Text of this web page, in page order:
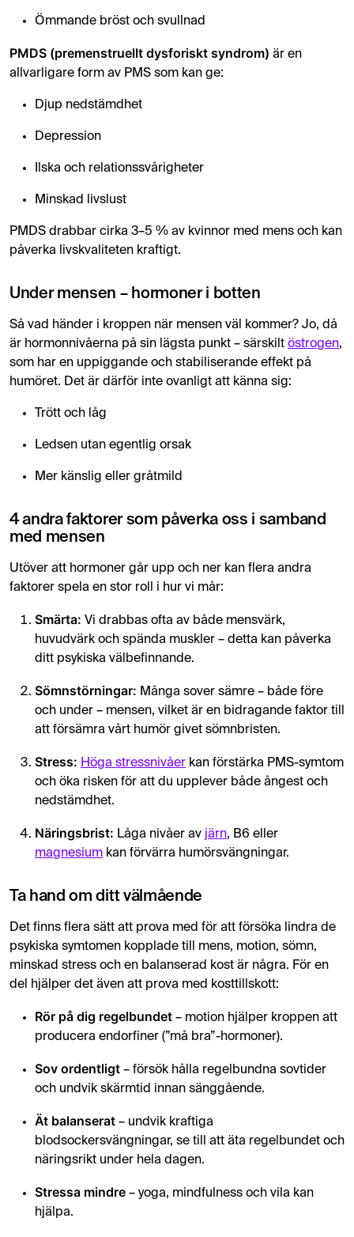
Ömmande bröst och svullnad
PMDS (premenstruellt dysforiskt syndrom) är en
allvarligare form av PMS som kan ge:
Djup nedstämdhet
Depression
Ilska och relationssvårigheter
Minskad livslust
PMDS drabbar cirka 3–5 % av kvinnor med mens och kan
påverka livskvaliteten kraftigt.
Under mensen – hormoner i botten
Så vad händer i kroppen när mensen väl kommer? Jo, då
är hormonnivåerna på sin lägsta punkt – särskilt östrogen,
som har en uppiggande och stabiliserande effekt på
humöret. Det är därför inte ovanligt att känna sig:
Trött och låg
Ledsen utan egentlig orsak
Mer känslig eller gråtmild
4 andra faktorer som påverka oss i samband
med mensen
Utöver att hormoner går upp och ner kan flera andra
faktorer spela en stor roll i hur vi mår:
Smärta: Vi drabbas ofta av både mensvärk,
huvudvärk och spända muskler – detta kan påverka
ditt psykiska välbefinnande.
Sömnstörningar: Många sover sämre – både före
och under – mensen, vilket är en bidragande faktor till
att försämra vårt humör givet sömnbristen.
Stress: Höga stressnivåer kan förstärka PMS-symtom
och öka risken för att du upplever både ångest och
nedstämdhet.
Näringsbrist: Låga nivåer av järn, B6 eller
magnesium kan förvärra humörsvängningar.
Ta hand om ditt välmående
Det finns flera sätt att prova med för att försöka lindra de
psykiska symtomen kopplade till mens, motion, sömn,
minskad stress och en balanserad kost är några. För en
del hjälper det även att prova med kosttillskott:
Rör på dig regelbundet – motion hjälper kroppen att
producera endorfiner (”må bra”-hormoner).
Sov ordentligt – försök hålla regelbundna sovtider
och undvik skärmtid innan sänggående.
Ät balanserat – undvik kraftiga
blodsockersvängningar, se till att äta regelbundet och
näringsrikt under hela dagen.
Stressa mindre – yoga, mindfulness och vila kan
hjälpa.